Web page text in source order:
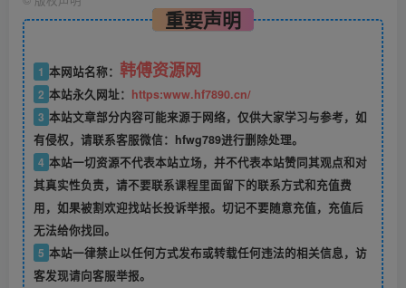
重要声明
1 本网站名称： 韩傅资源网
2 本站永久网址： https:www.hf7890.cn/
3 本站文章部分内容可能来源于网络，仅供大家学习与参考，如
有侵权，请联系客服微信：hfwg789进行删除处理。
4 本站一切资源不代表本站立场，并不代表本站赞同其观点和对
其真实性负责，请不要联系课程里面留下的联系方式和充值费
用，如果被割欢迎找站长投诉举报。切记不要随意充值，充值后
无法给你找回。
5 本站一律禁止以任何方式发布或转载任何违法的相关信息，访
客发现请向客服举报。